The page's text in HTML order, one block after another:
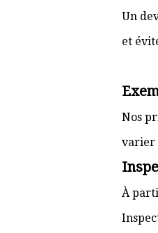
Un
et
Nos
varier
À